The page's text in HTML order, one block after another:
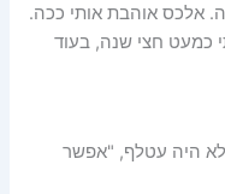
אלכס אוהבת אותי ככה.
כמעט חצי שנה, בעוד
היה עטלף, "אפשר